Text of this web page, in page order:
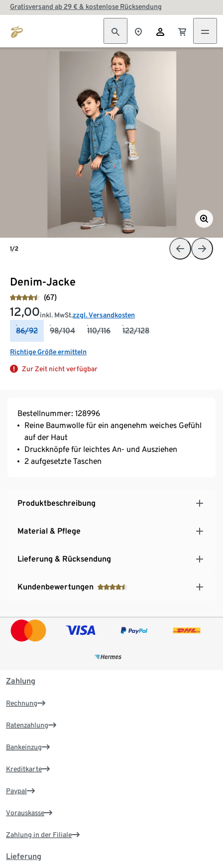
Gratisversand ab 29 € & kostenlose Rücksendung
Denim-Jacke
(67)
12,00inkl. MwSt.zzgl. Versandkosten
86/92 98/104 110/116 122/128
Richtige Größe ermitteln
Zur Zeit nicht verfügbar
1/2
Bestellnummer: 128996
Reine Baumwolle für ein angenehm weiches Gefühl
auf der Haut
Druckknöpfe für leichtes An- und Ausziehen
2 aufgesetzte Taschen
Produktbeschreibung
Material & Pflege
Lieferung & Rücksendung
Kundenbewertungen
Zahlung
Rechnung
Ratenzahlung
Bankeinzug
Kreditkarte
Paypal
Vorauskasse
Zahlung in der Filiale
Lieferung